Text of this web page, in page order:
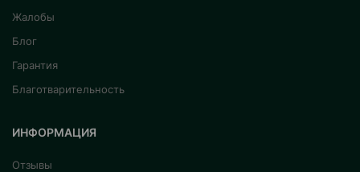
Жалобы
Блог
Гарантия
Благотварительность
ИНФОРМАЦИЯ
Отзывы